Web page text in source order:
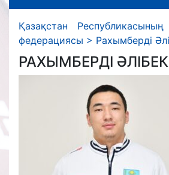
Қазақстан
федерациясы > Рахымберді
РАХЫМБЕРДІ ӘЛІБЕК